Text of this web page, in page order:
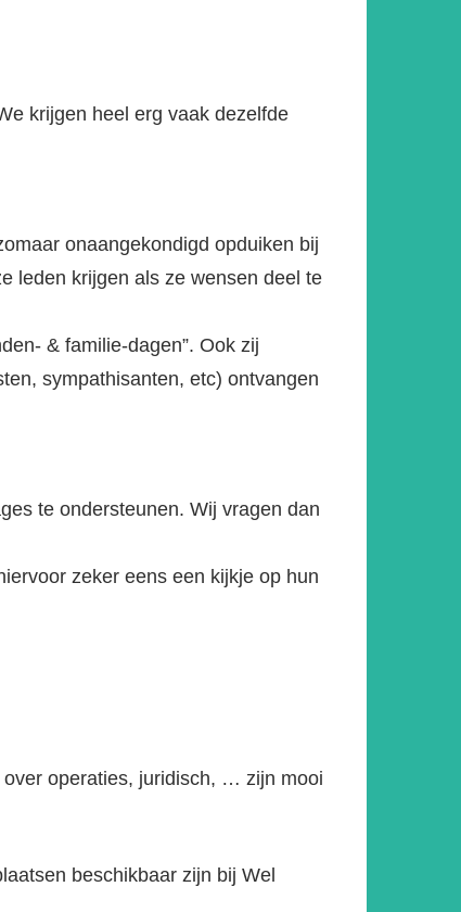
krijgen heel erg vaak dezelfde
onaangekondigd opduiken bij
leden krijgen als ze wensen deel te
& familie-dagen”. Ook zij
sympathisanten, etc) ontvangen
te ondersteunen. Wij vragen dan
zeker eens een kijkje op hun
operaties, juridisch, … zijn mooi
beschikbaar zijn bij Wel